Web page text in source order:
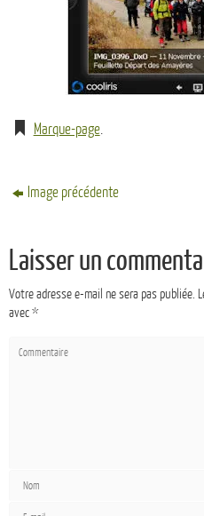
Marque-page.
Image précédente
Laisser un
Votre adresse e-mail ne sera pas publiée.
avec*